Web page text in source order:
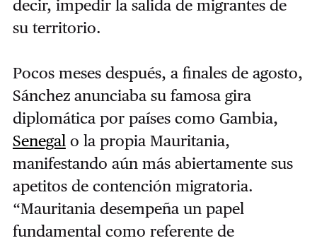
decir, impedir la salida de migrantes de
su territorio.
Pocos meses después, a finales de agosto,
Sánchez anunciaba su famosa gira
diplomática por países como Gambia,
Senegal o la propia Mauritania,
manifestando aún más abiertamente sus
apetitos de contención migratoria.
“Mauritania desempeña un papel
fundamental como referente de